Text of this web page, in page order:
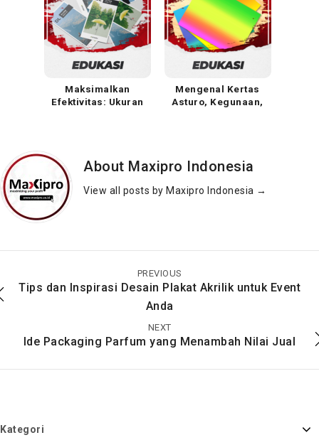
Maksimalkan
Efektivitas: Ukuran
Mengenal Kertas
Asturo, Kegunaan,
Pengertian
About Maxipro Indonesia
View all posts by Maxipro Indonesia →
PREVIOUS
Tips dan Inspirasi Desain Plakat Akrilik untuk Event
Anda
NEXT
Ide Packaging Parfum yang Menambah Nilai Jual
Kategori